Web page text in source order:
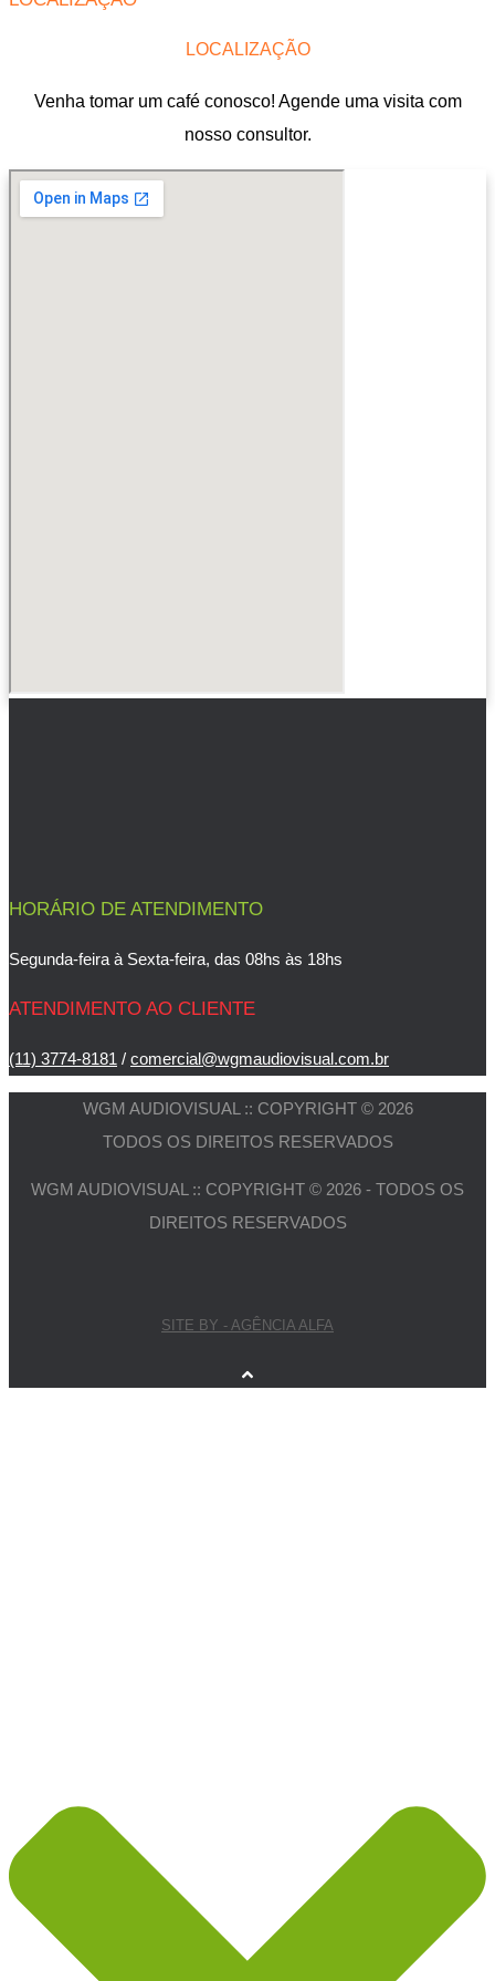
LOCALIZAÇÃO
Venha tomar um café conosco! Agende uma visita com
nosso consultor.
HORÁRIO DE ATENDIMENTO
Segunda-feira à Sexta-feira, das 08hs às 18hs
ATENDIMENTO AO CLIENTE
(11) 3774-8181 / comercial@wgmaudiovisual.com.br
WGM AUDIOVISUAL :: COPYRIGHT © 2026
TODOS OS DIREITOS RESERVADOS
WGM AUDIOVISUAL :: COPYRIGHT © 2026 - TODOS OS
DIREITOS RESERVADOS
SITE BY - AGÊNCIA ALFA